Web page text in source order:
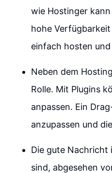
wie Hostinger
hohe
einfach hosten
Neben dem
Rolle. Mit Plugins
anpassen. Ein
anzupassen und
Die gute Nachricht
sind, abgesehen